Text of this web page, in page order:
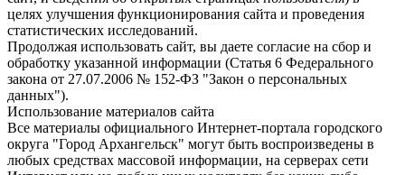
целях улучшения функционирования сайта и проведения
статистических исследований.
Продолжая использовать сайт, вы даете согласие на сбор и
обработку указанной информации (Статья 6 Федерального
закона от 27.07.2006 № 152-ФЗ "Закон о персональных
данных").
Использование материалов сайта
Все материалы официального Интернет-портала городского
округа "Город Архангельск" могут быть воспроизведены в
любых средствах массовой информации, на серверах сети